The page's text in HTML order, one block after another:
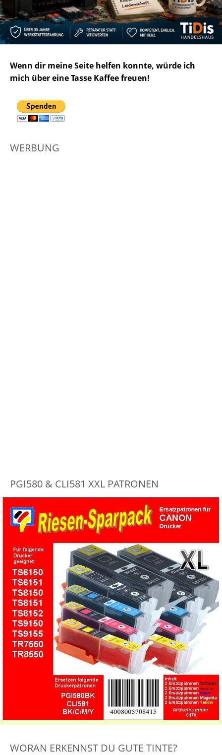
Wenn dir meine Seite helfen konnte, würde ich
mich über eine Tasse Kaffee freuen!
WERBUNG
PGI580 & CLI581 XXL PATRONEN
WORAN ERKENNST DU GUTE TINTE?